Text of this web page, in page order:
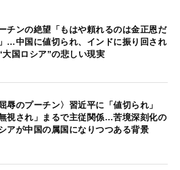
チンの絶望「もはや頼れるのは金正恩だ
…中国に値切られ、インドに振り回され
大国ロシア”の悲しい現実
屈辱のプーチン〉習近平に「値切られ」
無視され」まるで主従関係…苦境深刻化の
アが中国の属国になりつつある背景